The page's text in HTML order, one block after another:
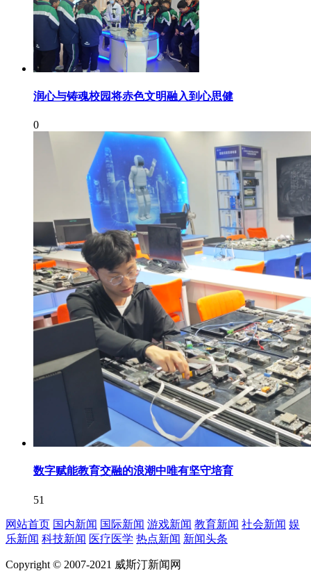
润心与铸魂校园将赤色文明融入到心思健
0
数字赋能教育交融的浪潮中唯有坚守培育
51
网站首页 国内新闻 国际新闻 游戏新闻 教育新闻 社会新闻 娱
乐新闻 科技新闻 医疗医学 热点新闻 新闻头条
Copyright © 2007-2021 威斯汀新闻网